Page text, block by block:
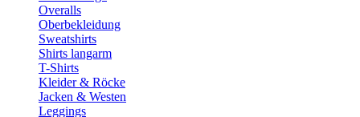
Overalls
Oberbekleidung
Sweatshirts
Shirts langarm
T-Shirts
Kleider & Röcke
Jacken & Westen
Leggings